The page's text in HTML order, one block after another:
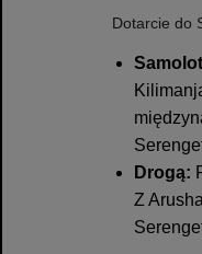
Dotarcie do
Drogą:
Z